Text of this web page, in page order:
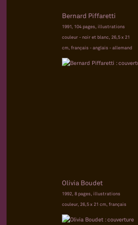
Bernard Piffaretti
1991, 104 pages, illustrations
couleur - noir et blanc, 26,5 x 21
cm, français - anglais - allemand
Olivia Boudet
1992, 8 pages, illustrations
couleur, 26,5 x 21 cm, français